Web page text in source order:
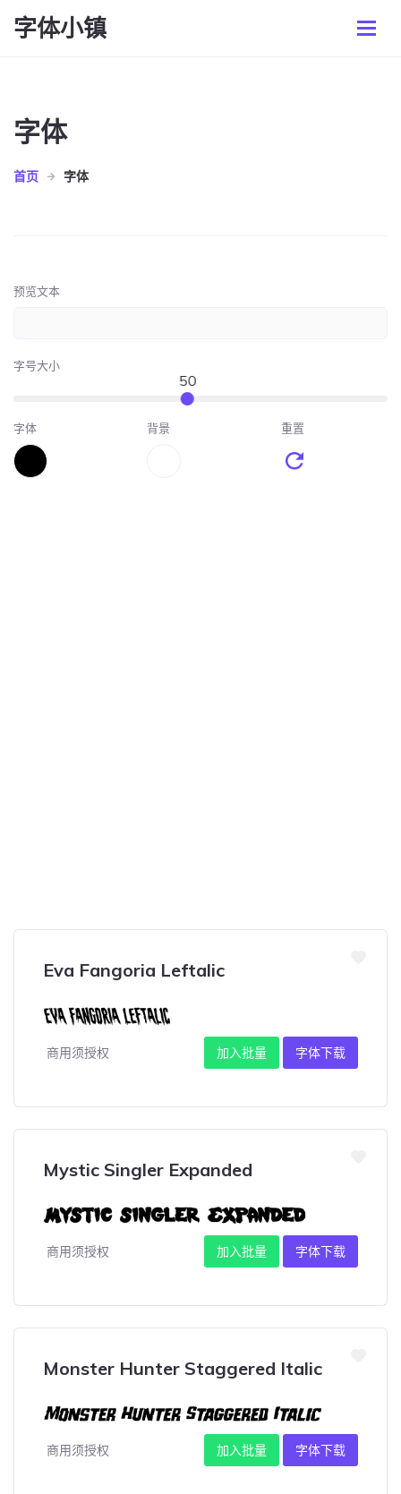
字体小镇
字体
首页 字体
预览文本
字号大小
50
字体 背景 重置
Eva Fangoria Leftalic
商用须授权 加入批量 字体下载
Mystic Singler Expanded
商用须授权 加入批量 字体下载
Monster Hunter Staggered Italic
商用须授权 加入批量 字体下载